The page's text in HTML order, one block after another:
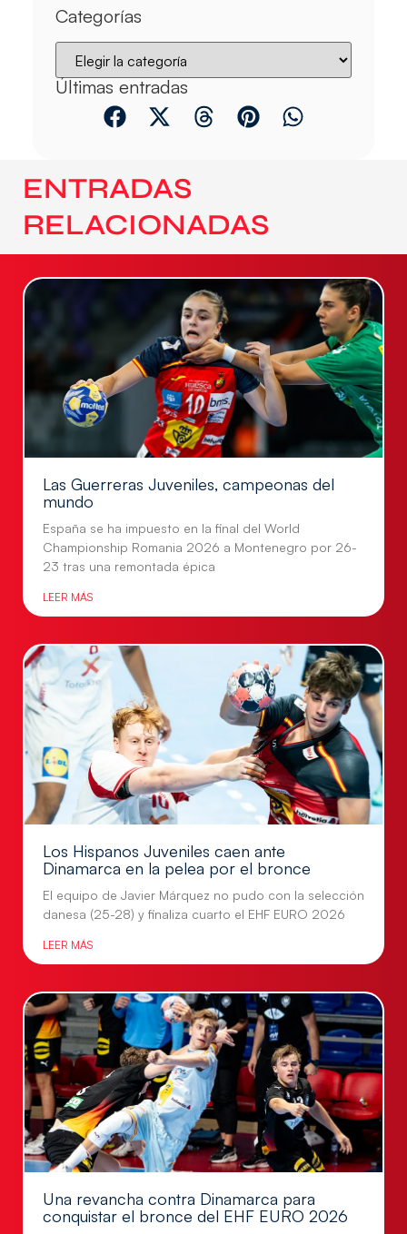
Categorías
Últimas entradas
ENTRADAS
RELACIONADAS
Las Guerreras Juveniles, campeonas del
mundo
España se ha impuesto en la final del World
Championship Romania 2026 a Montenegro por 26-
23 tras una remontada épica
LEER MÁS
Los Hispanos Juveniles caen ante
Dinamarca en la pelea por el bronce
El equipo de Javier Márquez no pudo con la selección
danesa (25-28) y finaliza cuarto el EHF EURO 2026
LEER MÁS
Una revancha contra Dinamarca para
conquistar el bronce del EHF EURO 2026